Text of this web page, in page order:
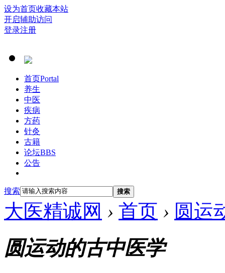
设为首页收藏本站
开启辅助访问
登录注册
首页Portal
养生
中医
疾病
方药
针灸
古籍
论坛BBS
公告
搜索 搜索
大医精诚网 › 首页 › 圆运
圆运动的古中医学